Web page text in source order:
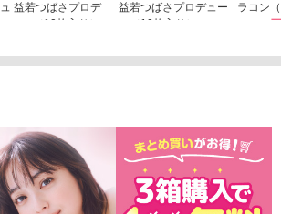
ュ 益若つばさプロデ
ュース（10枚入り）
益若つばさプロデュー
ス（10枚入り）
ラコン
1,705